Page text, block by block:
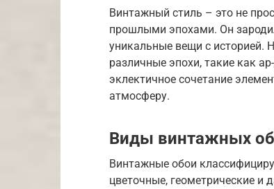
Винтажный стиль – это не
прошлыми эпохами. Он
уникальные вещи с историей.
различные эпохи, такие как
эклектичное сочетание
атмосферу.
Виды винтажных
Винтажные обои
цветочные, геометрические и